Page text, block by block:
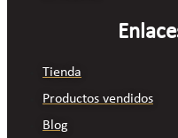
Tienda
Productos vendidos
Blog